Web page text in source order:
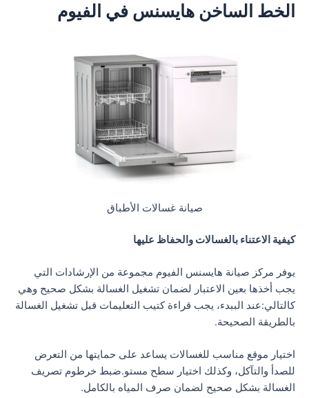
الخط الساخن هايسنس في الفيوم
صيانة غسالات الأطباق
كيفية الاعتناء بالغسالات والحفاظ عليها
يوفر مركز صيانة هايسنس الفيوم مجموعة من الإرشادات التي
يجب أخذها بعين الاعتبار لضمان تشغيل الغسالة بشكل صحيح وهي
كالتالي:عند الببدء، يجب قراءة كتيب التعليمات قبل تشغيل الغسالة
بالطريقة الصحيحة.
اختيار موقع مناسب للغسالات يساعد على حمايتها من التعرض
للصدأ والتآكل، وكذلك اختيار سطح مستو.ضبط خرطوم تصريف
الغسالة بشكل صحيح لضمان صرف المياه بالكامل.